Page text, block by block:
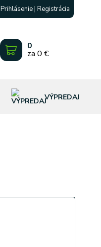
Prihlásenie | Registrácia
0
za 0 €
VÝPREDAJ